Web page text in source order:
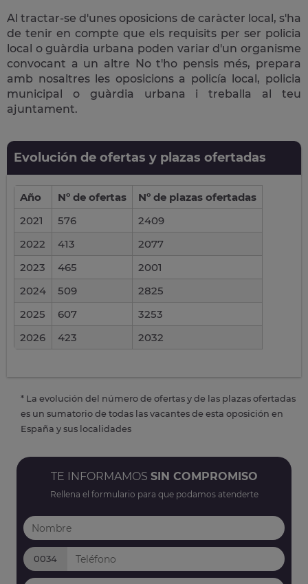
Al tractar-se d'unes oposicions de caràcter local, s'ha
de tenir en compte que els requisits per ser policia
local o guàrdia urbana poden variar d'un organisme
convocant a un altre No t'ho pensis més, prepara
amb nosaltres les oposicions a policía local, policia
municipal o guàrdia urbana i treballa al teu
ajuntament.
Evolución de ofertas y plazas ofertadas
Año Nº de ofertas
Nº de plazas ofertadas
2021
576
2409
2022
413
2077
2023
465
2001
2024
509
2825
2025
607
3253
2026
423 2032
* La evolución del número de ofertas y de las plazas ofertadas
es un sumatorio de todas las vacantes de esta oposición en
España y sus localidades
TE INFORMAMOS SIN COMPROMISO
Rellena el formulario para que podamos atenderte
0034